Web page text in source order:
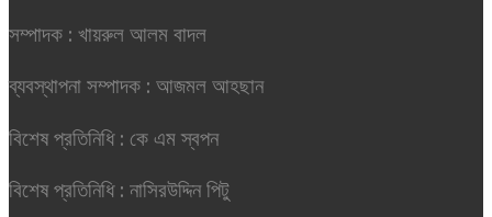
সম্পাদক : খায়রুল আলম বাদল
ব্যবস্থাপনা সম্পাদক : আজমল আহছান
বিশেষ প্রতিনিধি : কে এম স্বপন
বিশেষ প্রতিনিধি : নাসিরউদ্দিন পিটু